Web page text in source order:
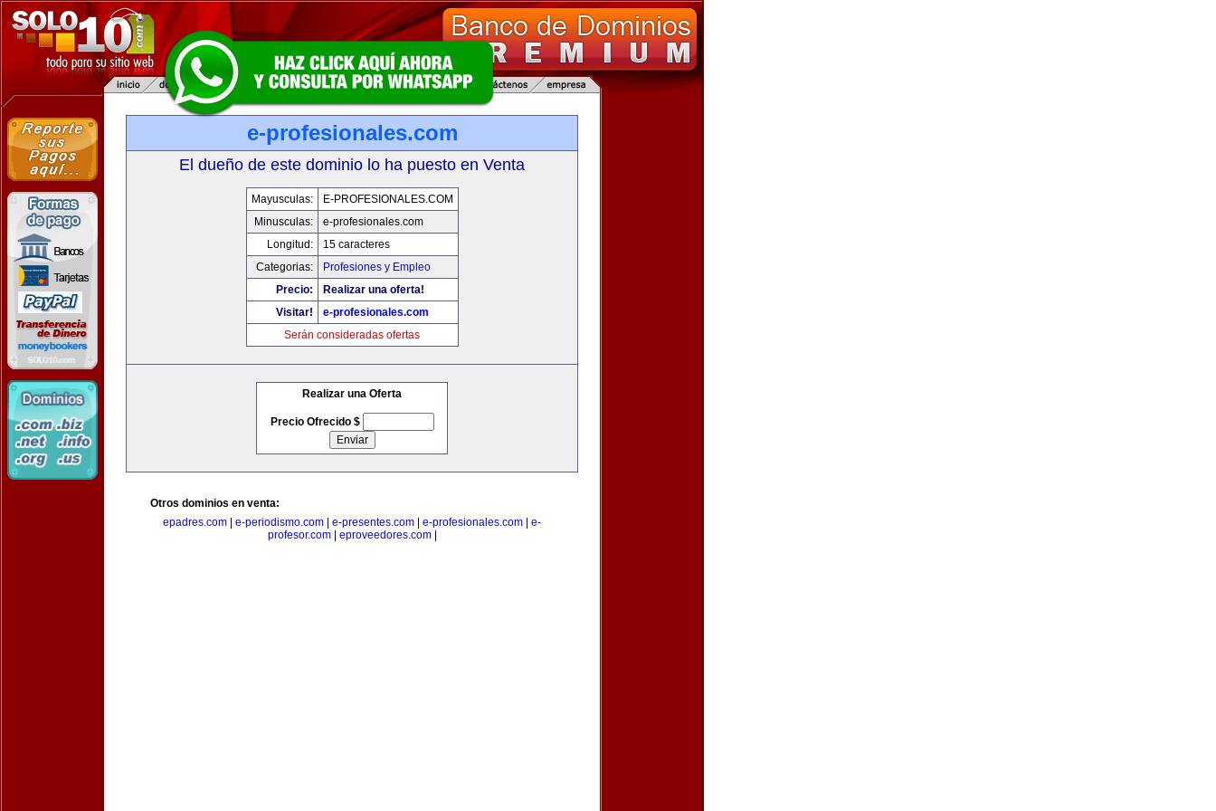
e-profesionales.com
El dueño de este dominio lo ha puesto en Venta
Mayusculas:
E-PROFESIONALES.COM
Minusculas:
e-profesionales.com
Longitud:
15 caracteres
Categorias:
Profesiones y Empleo
Precio:
Realizar una oferta!
Visitar!
e-profesionales.com
Serán consideradas ofertas
Realizar una Oferta
Precio Ofrecido $
Otros dominios en venta:
epadres.com
e-periodismo.com e-presentes.com e-profesionales.com
e-
profesor.com| eproveedores.com|